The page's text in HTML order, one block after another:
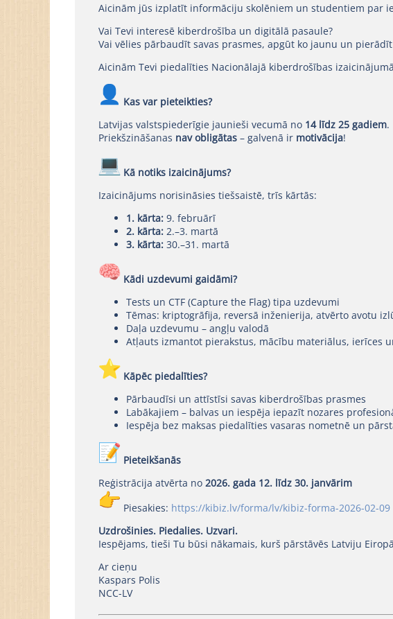
Aicinām jūs izplatīt informāciju skolēniem un studentiem par
Vai Tevi interesē kiberdrošība un digitālā pasaule?
Vai vēlies pārbaudīt savas prasmes, apgūt ko jaunu un pierādīt
Aicinām Tevi piedalīties Nacionālajā kiberdrošības
Kas var pieteikties?
Latvijas valstspiederīgie jaunieši vecumā no 14 līdz 25 gadiem.
Priekšzināšanas nav obligātas– galvenā ir motivācija!
Kā notiks izaicinājums?
Izaicinājums norisināsies tiešsaistē, trīs kārtās:
1. kārta:9. februārī
2. kārta:2.–3. martā
3. kārta:30.–31. martā
Kādi uzdevumi gaidāmi?
Tests un CTF (Capture the Flag) tipa uzdevumi
Tēmas: kriptogrāfija, reversā inženierija, atvērto avotu
Daļa uzdevumu – angļu valodā
Atļauts izmantot pierakstus, mācību materiālus, ierīces
Kāpēc piedalīties?
Pārbaudīsi un attīstīsi savas kiberdrošības prasmes
Labākajiem – balvas un iespēja iepazīt nozares
Iespēja bez maksas piedalīties vasaras nometnē un
Pieteikšanās
Reģistrācija atvērta no 2026. gada 12. līdz 30. janvārim
Piesakies: https://kibiz.lv/forma/lv/kibiz-forma-2026-02-09
Uzdrošinies. Piedalies. Uzvari.
Iespējams, tieši Tu būsi nākamais, kurš pārstāvēs Latviju
Ar cieņu
Kaspars Polis
NCC-LV